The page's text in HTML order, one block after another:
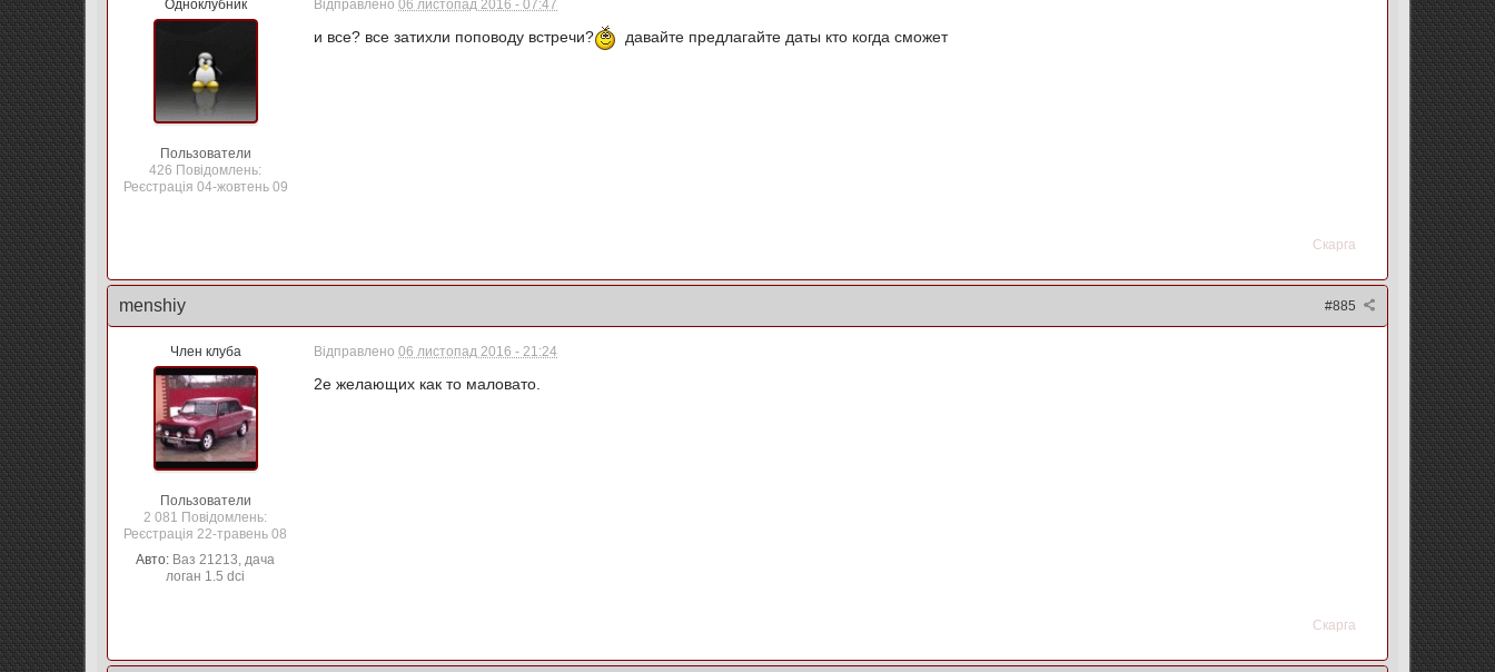
Одноклубник
Пользователи
426 Повідомлень:
Реєстрація 04-жовтень 09
Відправлено06 листопад 2016 - 07:47
и все? все затихли поповоду встречи? давайте предлагайте даты кто когда сможет
Скарга
#885
menshiy
Член клуба
Пользователи
2 081 Повідомлень:
Реєстрація 22-травень 08
Авто: Ваз 21213, дача
логан 1.5 dci
Відправлено06 листопад 2016 - 21:24
2е желающих как то маловато.
Скарга